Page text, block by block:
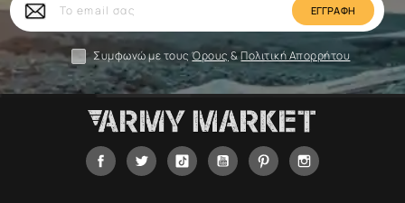
email
σας
Συμφωνώ με τουςΌρους &Πολιτική Απορρήτου
FacebookTwitter Tiktok YouTube Pinterest